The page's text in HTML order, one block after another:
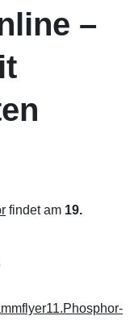
–
findet am 19.